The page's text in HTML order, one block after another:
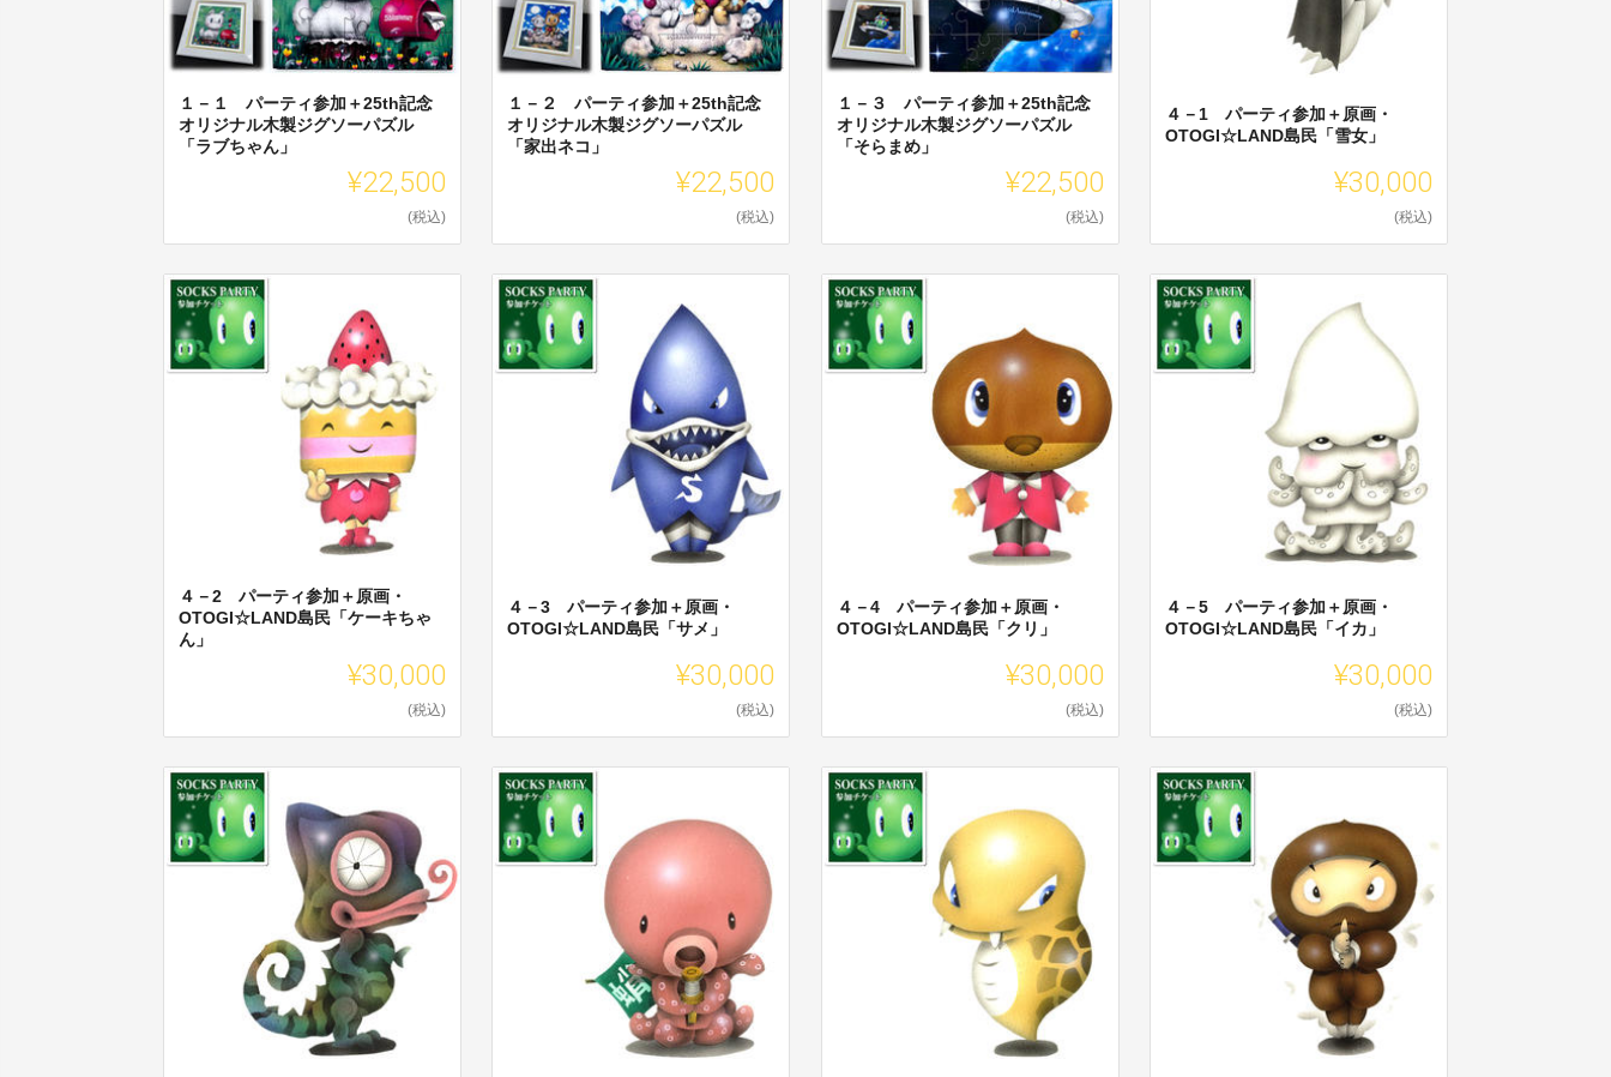
１－１ パーティ参加＋25th記念
オリジナル木製ジグソーパズル
「ラブちゃん」
¥22,500
(税込)
１－２ パーティ参加＋25th記念
オリジナル木製ジグソーパズル
「家出ネコ」
¥22,500
(税込)
１－３ パーティ参加＋25th記念
オリジナル木製ジグソーパズル
「そらまめ」
¥22,500
(税込)
４－1 パーティ参加＋原画・
OTOGI☆LAND島民「雪女」
¥30,000
(税込)
４－2 パーティ参加＋原画・
OTOGI☆LAND島民「ケーキちゃ
ん」
¥30,000
(税込)
４－3 パーティ参加＋原画・
OTOGI☆LAND島民「サメ」
¥30,000
(税込)
４－4 パーティ参加＋原画・
OTOGI☆LAND島民「クリ」
¥30,000
(税込)
４－5 パーティ参加＋原画・
OTOGI☆LAND島民「イカ」
¥30,000
(税込)